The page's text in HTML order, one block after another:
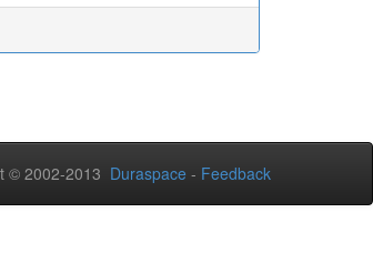
© 2002-2013 Duraspace - Feedback